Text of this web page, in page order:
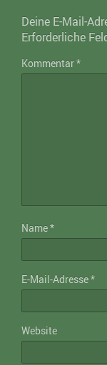
Deine E-Mail-
Erforderliche
Kommentar*
Name*
E-Mail-Adresse*
Website